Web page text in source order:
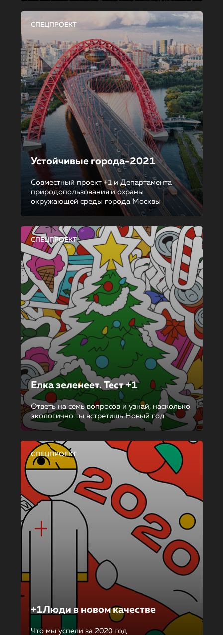
СПЕЦПРОЕКТ
Устойчивые города-2021
Совместный проект +1 и Департамента
природопользования и охраны
окружающей среды города Москвы
СПЕЦПРОЕКТ
Елка зеленеет. Тест +1
Ответь на семь вопросов и узнай, насколько
экологично ты встретишь Новый год
СПЕЦПРОЕКТ
+1Люди в новом качестве
Что мы успели за 2020 год